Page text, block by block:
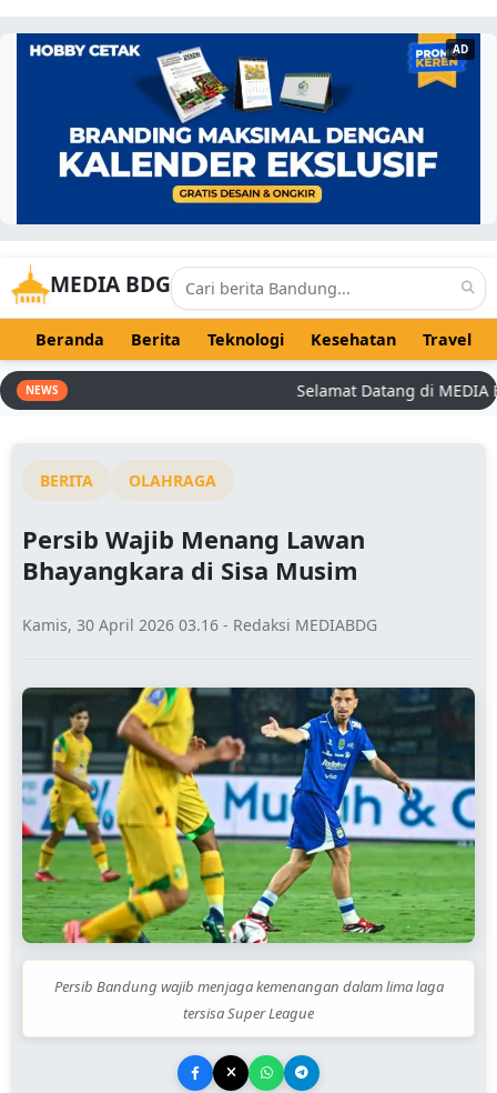
AD
MEDIA BDG
Beranda Berita Teknologi Kesehatan Travel
NEWS Selamat Datang di MEDIA
BERITA OLAHRAGA
Persib Wajib Menang Lawan
Bhayangkara di Sisa Musim
Kamis, 30 April 2026 03.16 - Redaksi MEDIABDG
Persib Bandung wajib menjaga kemenangan dalam lima laga
tersisa Super League